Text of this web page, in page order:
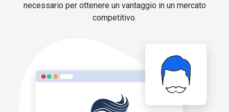
necessario per ottenere un vantaggio in un mercato
competitivo.